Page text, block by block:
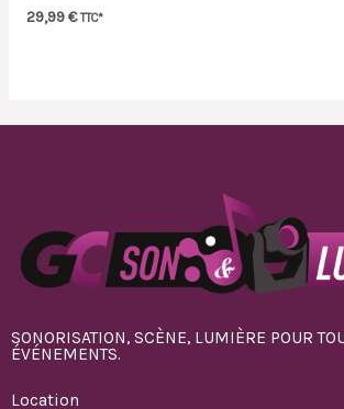
29,99€ TTC*
SONORISATION, SCÈNE, LUMIÈRE POUR
ÉVÉNEMENTS.
Location